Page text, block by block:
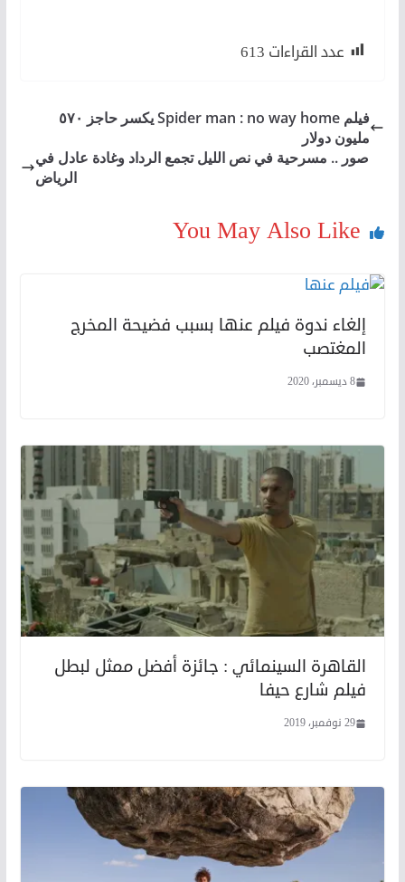
عدد القراءات 613
فيلم Spider man : no way home يكسر حاجز ٥٧٠
مليون دولار
صور .. مسرحية في نص الليل تجمع الرداد وغادة عادل في
الرياض
You May Also Like
إلغاء ندوة فيلم عنها بسبب فضيحة المخرج
المغتصب
8 ديسمبر، 2020
القاهرة السينمائي : جائزة أفضل ممثل لبطل
فيلم شارع حيفا
29 نوفمبر، 2019